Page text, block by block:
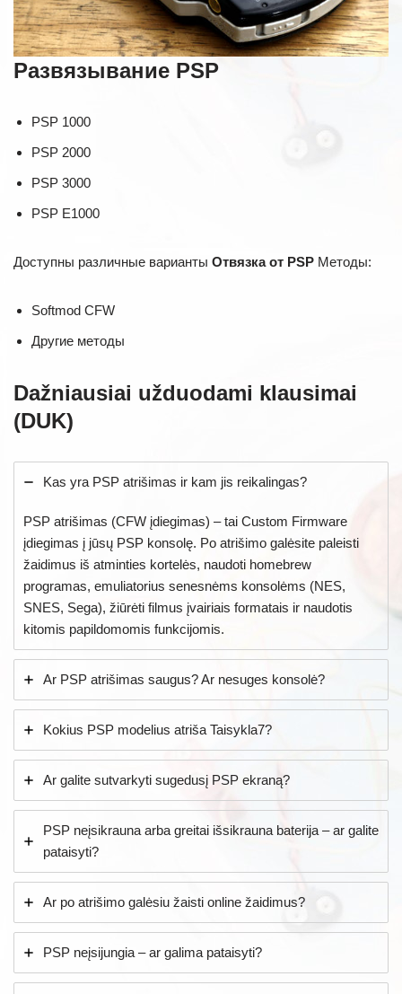
Развязывание PSP
PSP 1000
PSP 2000
PSP 3000
PSP E1000
Доступны различные варианты Отвязка от PSP Методы:
Softmod CFW
Другие методы
Dažniausiai užduodami klausimai
(DUK)
Kas yra PSP atrišimas ir kam jis reikalingas?
PSP atrišimas (CFW įdiegimas) – tai Custom Firmware
įdiegimas į jūsų PSP konsolę. Po atrišimo galėsite paleisti
žaidimus iš atminties kortelės, naudoti homebrew
programas, emuliatorius senesnėms konsolėms (NES,
SNES, Sega), žiūrėti filmus įvairiais formatais ir naudotis
kitomis papildomomis funkcijomis.
Ar PSP atrišimas saugus? Ar nesuges konsolė?
Kokius PSP modelius atriša Taisykla7?
Ar galite sutvarkyti sugedusį PSP ekraną?
PSP neįsikrauna arba greitai išsikrauna baterija – ar galite
pataisyti?
Ar po atrišimo galėsiu žaisti online žaidimus?
PSP neįsijungia – ar galima pataisyti?